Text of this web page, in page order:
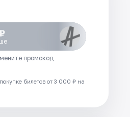
промокод
билетов от 3 000 ₽ на